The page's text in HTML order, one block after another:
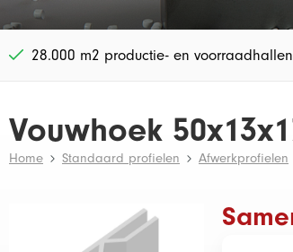
28.000 m2 productie- en voorraadhallen
Vouwhoek
Home Standaard profielen Afwerkprofielen